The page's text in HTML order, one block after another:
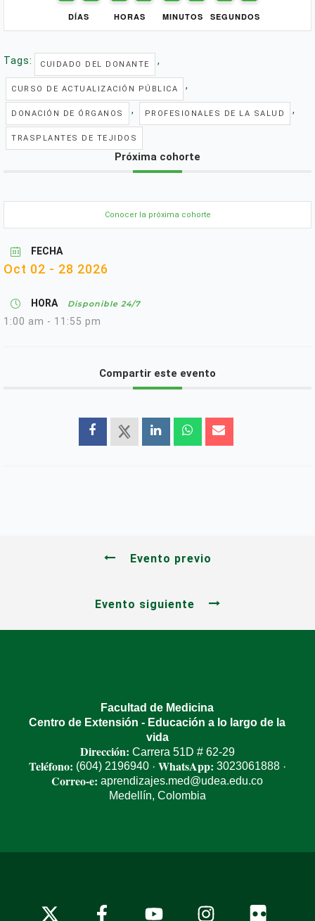
DÍAS HORAS MINUTOS SEGUNDOS
Tags: CUIDADO DEL DONANTE ,
CURSO DE ACTUALIZACIÓN PÚBLICA ,
DONACIÓN DE ÓRGANOS , PROFESIONALES DE LA SALUD ,
TRASPLANTES DE TEJIDOS
Próxima cohorte
Conocer la próxima cohorte
FECHA
Oct 02 - 28 2026
HORA Disponible 24/7
1:00 am - 11:55 pm
Compartir este evento
Evento previo
Evento siguiente
Facultad de Medicina
Centro de Extensión - Educación a lo largo de la
vida
Dirección: Carrera 51D # 62-29
Teléfono: (604) 2196940· WhatsApp: 3023061888·
Correo-e: aprendizajes.med@udea.edu.co
Medellín, Colombia